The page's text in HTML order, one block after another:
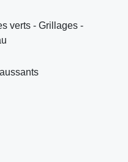
verts - Grillages -